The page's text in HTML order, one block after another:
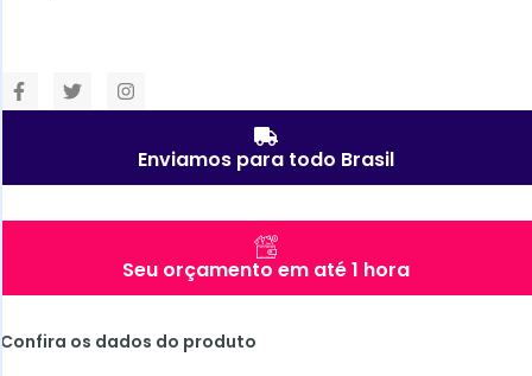
Enviamos para todo Brasil
Seu orçamento em até 1 hora
Confira os dados do produto